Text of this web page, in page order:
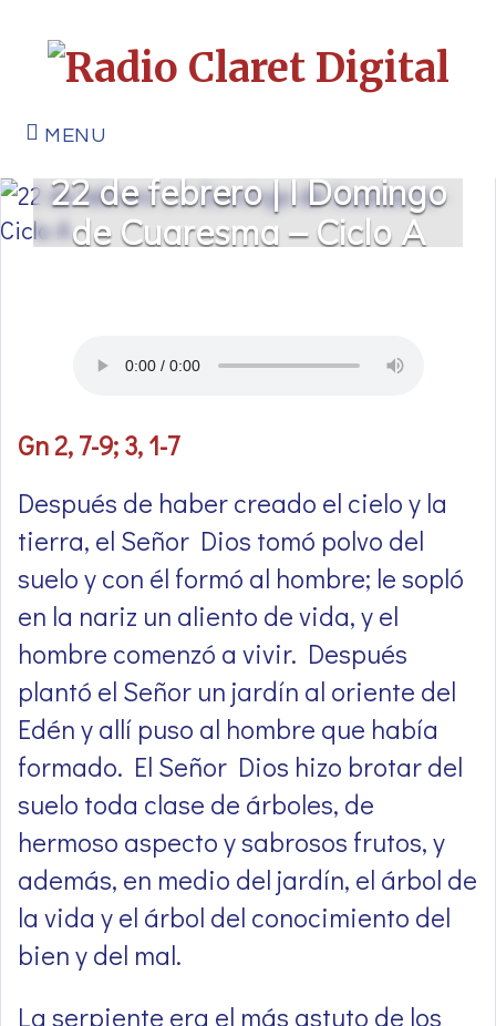
MENU
22 de febrero | I Domingo
de Cuaresma – Ciclo A
Gn 2, 7-9; 3, 1-7
Después de haber creado el cielo y la
tierra, el Señor Dios tomó polvo del
suelo y con él formó al hombre; le sopló
en la nariz un aliento de vida, y el
hombre comenzó a vivir. Después
plantó el Señor un jardín al oriente del
Edén y allí puso al hombre que había
formado. El Señor Dios hizo brotar del
suelo toda clase de árboles, de
hermoso aspecto y sabrosos frutos, y
además, en medio del jardín, el árbol de
la vida y el árbol del conocimiento del
bien y del mal.
La serpiente era el más astuto de los